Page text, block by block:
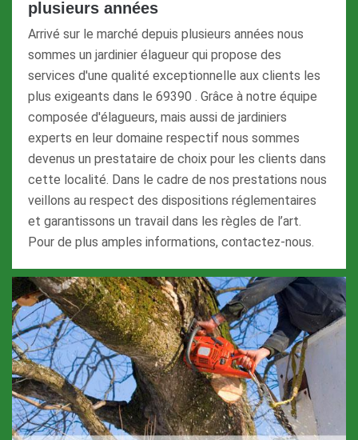
plusieurs années
Arrivé sur le marché depuis plusieurs années nous
sommes un jardinier élagueur qui propose des
services d'une qualité exceptionnelle aux clients les
plus exigeants dans le 69390 . Grâce à notre équipe
composée d'élagueurs, mais aussi de jardiniers
experts en leur domaine respectif nous sommes
devenus un prestataire de choix pour les clients dans
cette localité. Dans le cadre de nos prestations nous
veillons au respect des dispositions réglementaires
et garantissons un travail dans les règles de l’art.
Pour de plus amples informations, contactez-nous.